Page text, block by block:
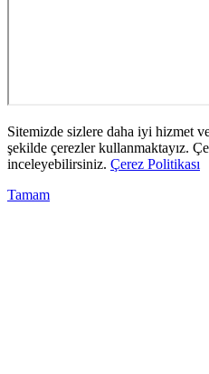
Sitemizde sizlere daha iyi hizmet
şekilde çerezler kullanmaktayız.
inceleyebilirsiniz. Çerez Politikası
Tamam